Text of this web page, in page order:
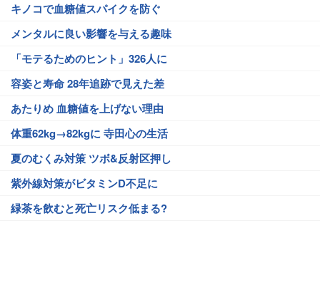
キノコで血糖値スパイクを防ぐ
メンタルに良い影響を与える趣味
「モテるためのヒント」326人に
容姿と寿命 28年追跡で見えた差
あたりめ 血糖値を上げない理由
体重62kg→82kgに 寺田心の生活
夏のむくみ対策 ツボ&反射区押し
紫外線対策がビタミンD不足に
緑茶を飲むと死亡リスク低まる?